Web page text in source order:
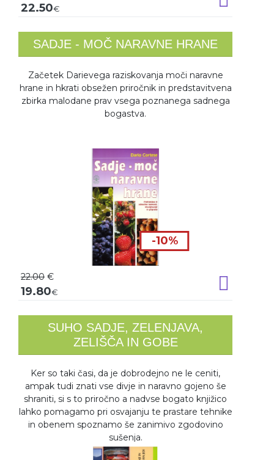
22.50€
SADJE - MOČ NARAVNE HRANE
Začetek Darievega raziskovanja moči naravne
hrane in hkrati obsežen priročnik in predstavitvena
zbirka malodane prav vsega poznanega sadnega
bogastva.
-10%
22.00 €
19.80€
SUHO SADJE, ZELENJAVA,
ZELIŠČA IN GOBE
Ker so taki časi, da je dobrodejno ne le ceniti,
ampak tudi znati vse divje in naravno gojeno še
shraniti, si s to priročno a nadvse bogato knjižico
lahko pomagamo pri osvajanju te prastare tehnike
in obenem spoznamo še zanimivo zgodovino
sušenja.